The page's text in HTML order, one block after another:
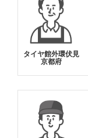
タイヤ館外環伏見
京都府